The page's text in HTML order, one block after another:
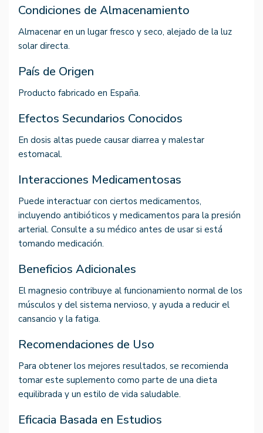
Condiciones de Almacenamiento
Almacenar en un lugar fresco y seco, alejado de la luz
solar directa.
País de Origen
Producto fabricado en España.
Efectos Secundarios Conocidos
En dosis altas puede causar diarrea y malestar
estomacal.
Interacciones Medicamentosas
Puede interactuar con ciertos medicamentos,
incluyendo antibióticos y medicamentos para la presión
arterial. Consulte a su médico antes de usar si está
tomando medicación.
Beneficios Adicionales
El magnesio contribuye al funcionamiento normal de los
músculos y del sistema nervioso, y ayuda a reducir el
cansancio y la fatiga.
Recomendaciones de Uso
Para obtener los mejores resultados, se recomienda
tomar este suplemento como parte de una dieta
equilibrada y un estilo de vida saludable.
Eficacia Basada en Estudios